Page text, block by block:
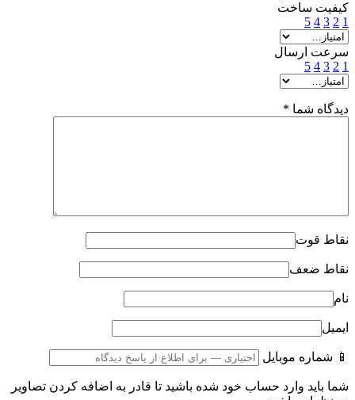
کیفیت ساخت
1
2
3
4
5
سرعت ارسال
1
2
3
4
5
دیدگاه شما *
نقاط قوت
نقاط ضعف
نام
ایمیل
📱 شماره موبایل
شما باید وارد حساب خود شده باشید تا قادر به اضافه کردن تصاویر